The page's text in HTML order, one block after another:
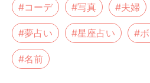
#コーデ #写真 #夫婦
#夢占い #星座占い #
#名前